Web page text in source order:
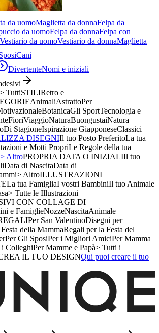
da uomoMaglietta da donnaFelpa da
da uomoFelpa da donnaFelpa con
Vestiario da uomoVestiario da donnaMaglietta
Cani
DivertenteNomi e iniziali
> TuttiSTILIRetro e
AnimaliAstrattoPer
BotanicaGli SportTecnologia e
FioriViaggioNaturaBuongustaiNatura
Di StagioneIspirazione GiapponeseClassici
DISEGNIIl tuo Posto PreferitoLa tua
e Motti PropriLe Regole della tua
> AltroPROPRIA DATA O INIZIALIIl tuo
Data di NascitaData di
> AltroILLUSTRAZIONI
La tua FamigliaI vostri BambiniIl tuo Animale
> Tutte le Illustrazioni
CON COLLAGE DI
e FamiglieNozzeNascitaAnimale
Per San ValentinoDisegni per
della MammaRegali per la Festa del
Per Gli SposiPer i Migliori AmiciPer Mamma
i ColleghiPer Mamme e Papà> Tutti i
IL TUO DESIGNQui puoi creare il tuo